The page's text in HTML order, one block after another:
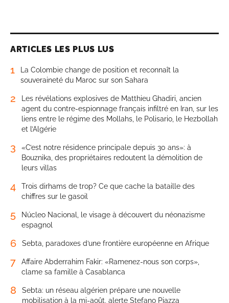
ARTICLES LES PLUS LUS
1
La Colombie change de position et reconnaît la
souveraineté du Maroc sur son Sahara
2
Les révélations explosives de Matthieu Ghadiri, ancien
agent du contre-espionnage français infiltré en Iran, sur les
liens entre le régime des Mollahs, le Polisario, le Hezbollah
et l’Algérie
3
«C’est notre résidence principale depuis 30 ans»: à
Bouznika, des propriétaires redoutent la démolition de
leurs villas
4
Trois dirhams de trop? Ce que cache la bataille des
chiffres sur le gasoil
5
Núcleo Nacional, le visage à découvert du néonazisme
espagnol
6 Sebta, paradoxes d’une frontière européenne en Afrique
7
Affaire Abderrahim Fakir: «Ramenez-nous son corps»,
clame sa famille à Casablanca
8
Sebta: un réseau algérien prépare une nouvelle
mobilisation à la mi-août, alerte Stefano Piazza